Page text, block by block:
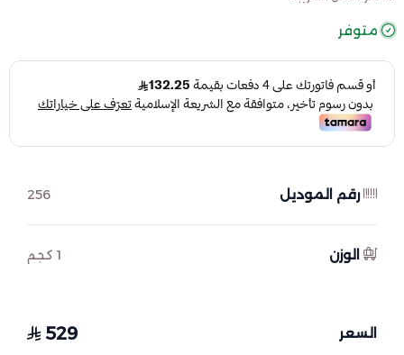
متوفر
رقم الموديل 256
الوزن 1 كجم
السعر 529